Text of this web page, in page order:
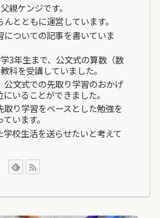
親ケンジです。
とともに運営しています。
についての記事を書いていま
3年生まで、公文式の算数（数
科を受講していました。
公文式での先取り学習のおかげ
いることができました。
り学習をベースとした勉強を
います。
校生活を送らせたいと考えて